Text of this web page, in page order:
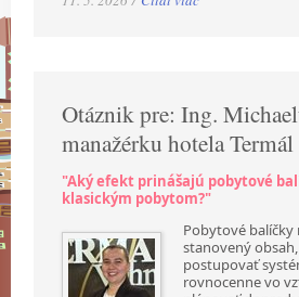
Otáznik pre: Ing.
manažérku hotela
"Aký efekt prinášajú pobytové
klasickým pobytom?"
Pobytové balíčky
stanovený
postupovať
rovnocenne vo